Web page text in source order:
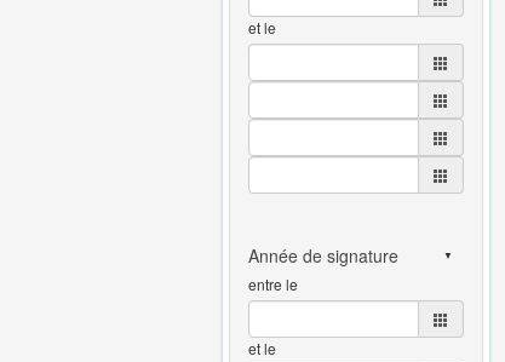
et le
entre le
et le